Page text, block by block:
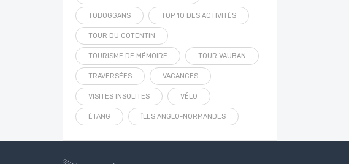
TOBOGGANS TOP 10 DES ACTIVITÉS
TOUR DU COTENTIN
TOURISME DE MÉMOIRE TOUR VAUBAN
TRAVERSÉES VACANCES
VISITES INSOLITES VÉLO
ÉTANG ÎLES ANGLO-NORMANDES